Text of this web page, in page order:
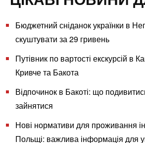
Бюджетний сніданок українки в
скуштувати за 29 гривень
Путівник по вартості екскурсій в
Кривче та Бакота
Відпочинок в Бакоті: що
зайнятися
Нові нормативи для проживання
Польщі: важлива інформація для